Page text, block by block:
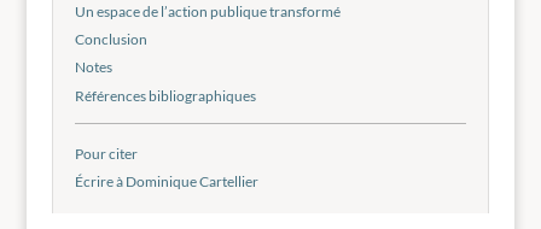
Un espace de l’action publique transformé
Conclusion
Notes
Références bibliographiques
Pour citer
Écrire à Dominique Cartellier